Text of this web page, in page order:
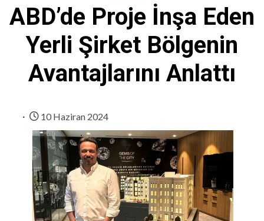
ABD’de Proje İnşa Eden
Yerli Şirket Bölgenin
Avantajlarını Anlattı
10 Haziran 2024